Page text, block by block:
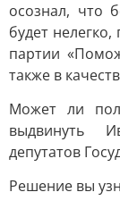
осознал, что
будет
партии
также в
Может ли
выдвинуть
депутатов
Решение вы